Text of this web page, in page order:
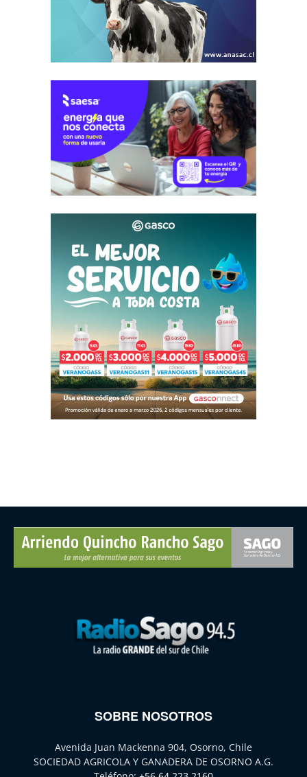
SOBRE NOSOTROS
Avenida Juan Mackenna 904, Osorno, Chile
SOCIEDAD AGRICOLA Y GANADERA DE OSORNO A.G.